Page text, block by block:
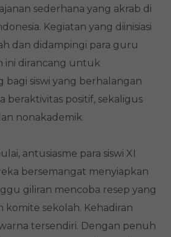
sederhana yang akrab di
Kegiatan yang diinisiasi
dan didampingi para guru
ini dirancang untuk
bagi siswi yang berhalangan
beraktivitas positif, sekaligus
nonakademik.
antusiasme para siswi XI
bersemangat menyiapkan
giliran mencoba resep yang
komite sekolah. Kehadiran
tersendiri. Dengan penuh